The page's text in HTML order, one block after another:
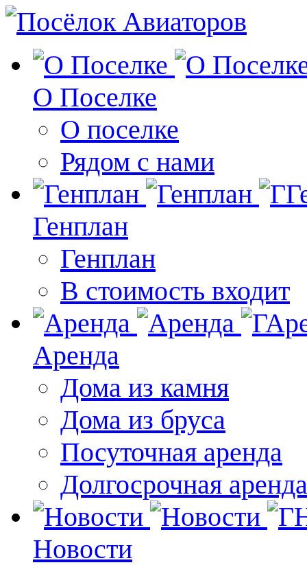
О Поселке
О поселке
Рядом с нами
Генплан
Генплан
В стоимость входит
Аренда
Дома из камня
Дома из бруса
Посуточная аренда
Долгосрочная аренда
Новости